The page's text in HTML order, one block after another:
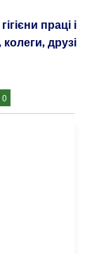
праці і
друзі
0